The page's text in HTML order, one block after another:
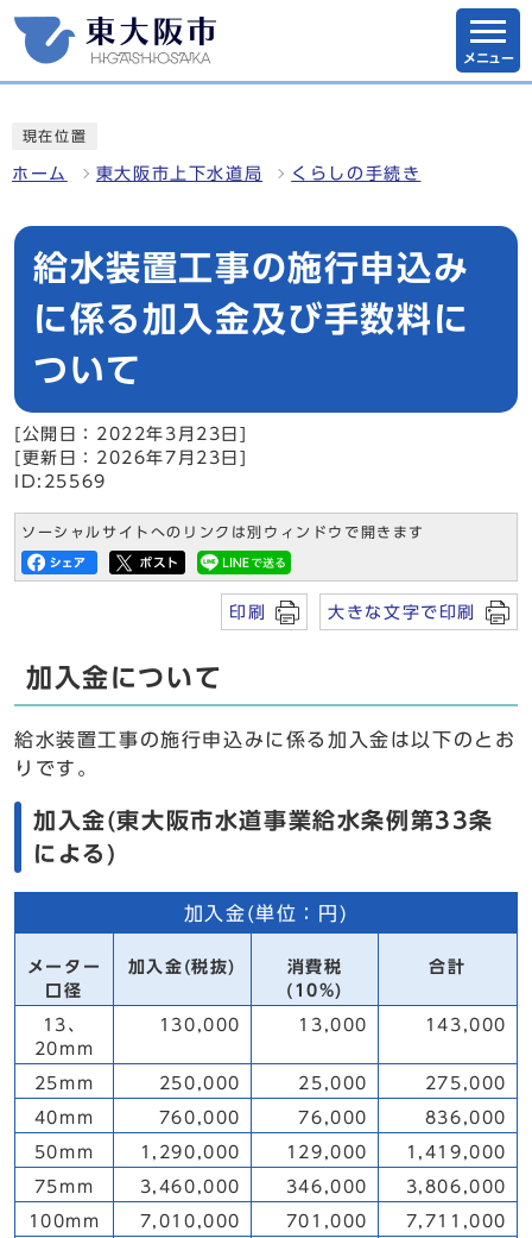
メニュー
現在位置
ホーム 東大阪市上下水道局 くらしの手続き
給水装置工事の施行申込み
に係る加入金及び手数料に
ついて
[公開日：2022年3月23日]
[更新日：2026年7月23日]
ID:25569
ソーシャルサイトへのリンクは別ウィンドウで開きます
印刷 大きな文字で印刷
加入金について
給水装置工事の施行申込みに係る加入金は以下のとお
りです。
加入金(東大阪市水道事業給水条例第33条
による)
加入金(単位：円)
メーター
口径
加入金(税抜)
消費税
(10%)
合計
13、
20mm
130,000 13,000 143,000
25mm 250,000 25,000 275,000
40mm 760,000 76,000 836,000
50mm 1,290,000 129,000 1,419,000
75mm 3,460,000 346,000 3,806,000
100mm 7,010,000 701,000 7,711,000